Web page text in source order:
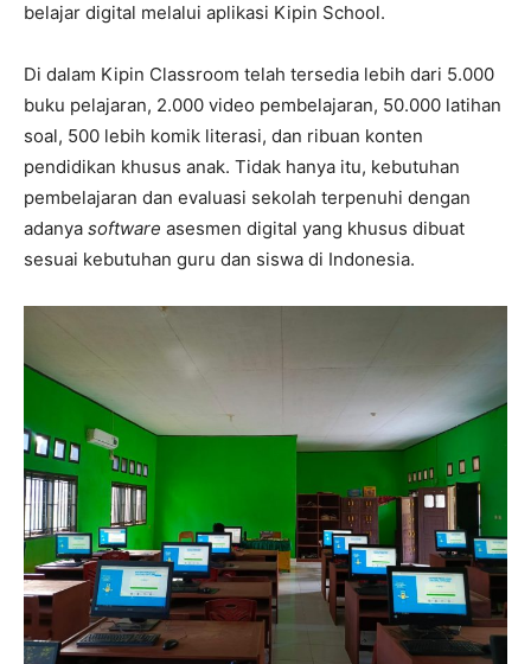
belajar digital melalui aplikasi Kipin School.
Di dalam Kipin Classroom telah tersedia lebih dari 5.000
buku pelajaran, 2.000 video pembelajaran, 50.000 latihan
soal, 500 lebih komik literasi, dan ribuan konten
pendidikan khusus anak. Tidak hanya itu, kebutuhan
pembelajaran dan evaluasi sekolah terpenuhi dengan
adanya software asesmen digital yang khusus dibuat
sesuai kebutuhan guru dan siswa di Indonesia.